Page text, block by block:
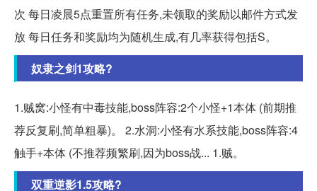
次 每日凌晨5点重置所有任务,未领取的奖励以邮件方式发
放 每日任务和奖励均为随机生成,有几率获得包括S。
奴隶之剑1攻略?
1.贼窝:小怪有中毒技能,boss阵容:2个小怪+1本体 (前期推
荐反复刷,简单粗暴)。 2.水洞:小怪有水系技能,boss阵容:4
触手+本体 (不推荐频繁刷,因为boss战... 1.贼。
双重逆影1.5攻略?